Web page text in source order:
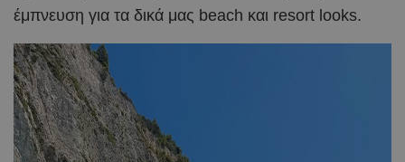
έμπνευση για τα δικά μας beach και resort looks.